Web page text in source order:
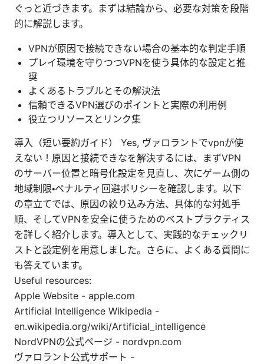
ぐっと近づきます。まずは結論から、必要な対策を段階
的に解説します。
VPNが原因で接続できない場合の基本的な判定手順
プレイ環境を守りつつVPNを使う具体的な設定と推
奨
よくあるトラブルとその解決法
信頼できるVPN選びのポイントと実際の利用例
役立つリソースとリンク集
導入（短い要約ガイド） Yes, ヴァロラントでvpnが使
えない！原因と接続できなを解決するには、まずVPN
のサーバー位置と暗号化設定を見直し、次にゲーム側の
地域制限・ペナルティ回避ポリシーを確認します。以下
の章立てでは、原因の絞り込み方法、具体的な対処手
順、そしてVPNを安全に使うためのベストプラクティス
を詳しく紹介します。導入として、実践的なチェックリ
ストと設定例を用意しました。さらに、よくある質問に
も答えています。
Useful resources:
Apple Website - apple.com
Artificial Intelligence Wikipedia -
en.wikipedia.org/wiki/Artificial_intelligence
NordVPNの公式ページ - nordvpn.com
ヴァロラント公式サポート -